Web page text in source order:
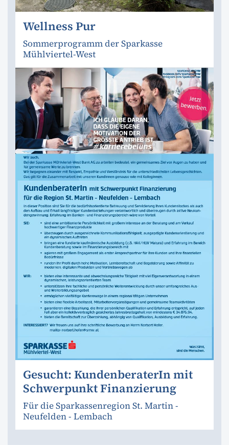
Wellness Pur
Sommerprogramm der Sparkasse
Mühlviertel-West
Gesucht: KundenberaterIn mit
Schwerpunkt Finanzierung
Für die Sparkassenregion St. Martin -
Neufelden - Lembach